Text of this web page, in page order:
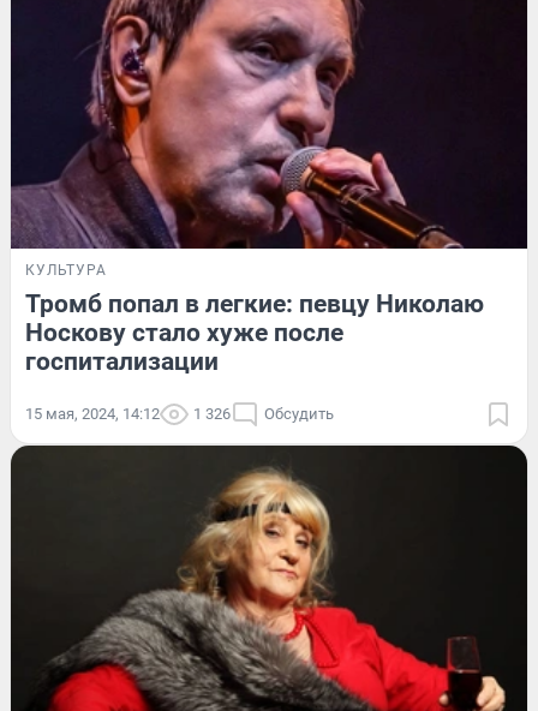
КУЛЬТУРА
Тромб попал в легкие: певцу Николаю
Носкову стало хуже после
госпитализации
15 мая, 2024, 14:12 1 326 Обсудить